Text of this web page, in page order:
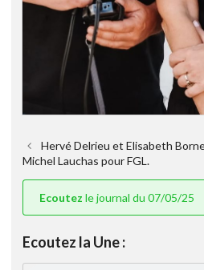
Hervé Delrieu et Elisabeth
Michel Lauchas pour FGL.
Ecoutez le journal du 07/05/25
Ecoutez la Une :